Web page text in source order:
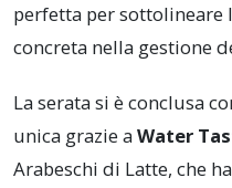
perfetta per sottolineare
concreta nella gestione
La serata si è conclusa
unica grazie aWater
Arabeschi di Latte, che